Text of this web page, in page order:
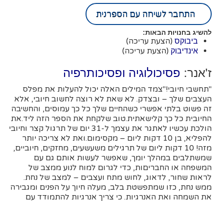
התחבר לשיחה עם הספרנית
להשיג בחנויות הבאות:
ביבוקס (הצעת עריכה)
אינדיבוק (הצעת עריכה)
ז'אנר: פסיכולוגיה ופסיכותרפיה
"תחשבי חיובי!"צמד המילים האלה יכול להעלות את מפלס
העצבים שלך – ובצדק. לא שאת לא רוצה לחשוב חיובי, אלא
זה פשוט בלתי אפשרי כשהחיים שלך כל כך עמוסים, והחשיבה
החיובית כל כך קלישאתית.טוב שלקחת את הספר הזה ליד.את
הולכת עכשיו לאתגר את עצמך ל-31 יום של תרגול קצר וחיובי
להפליא, בן 10 דקות ליום – מקסימום.ואת לא צריכה יותר
מזה! 10 דקות ליום של תרגילים משעשעים, מחזקים, חיוביים,
שמשתלבים במהלך יומך, שאפשר לעשות אותם גם עם
המשפחה או החבריםות, כדי לגרום למוח לנוע ממצב של
לראות שחור, לדאוג, לחוש מתח ועצבים – למצב של נחת.
ממש נחת, כזו שמתפשטת בלב, מעלה חיוך על הפנים ומגבירה
את השמחה ואת האנרגיות. כי צריך אנרגיות להתמודד עם